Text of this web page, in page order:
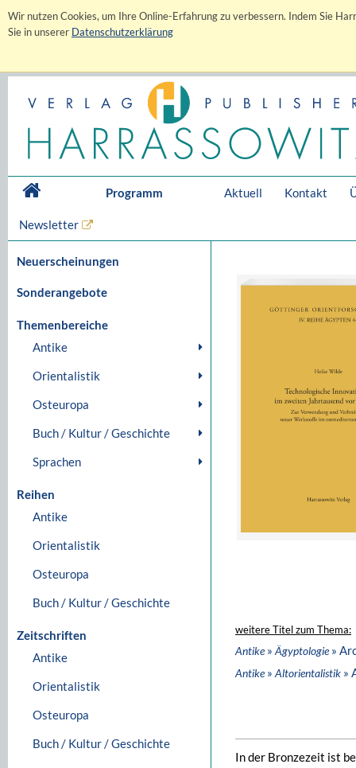
Wir nutzen Cookies, um Ihre Online-Erfahrung zu verbessern. Indem Sie
Sie in unserer Datenschutzerklärung
Programm Aktuell Kontakt
Newsletter
Neuerscheinungen
Sonderangebote
Themenbereiche
Antike
Orientalistik
Osteuropa
Buch / Kultur / Geschichte
Sprachen
Reihen
Antike
Orientalistik
Osteuropa
Buch / Kultur / Geschichte
Zeitschriften
Antike
Orientalistik
Osteuropa
Buch / Kultur / Geschichte
weitere Titel zum Thema:
Antike» Ägyptologie»
Antike» Altorientalistik »
In der Bronzezeit ist